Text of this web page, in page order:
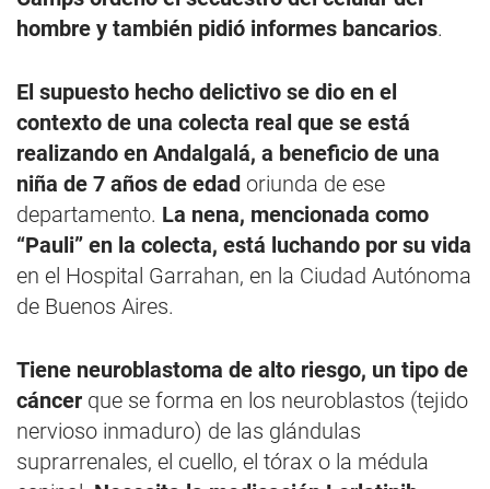
hombre y también pidió informes bancarios.
El supuesto hecho delictivo se dio en el
contexto de una colecta real que se está
realizando en Andalgalá, a beneficio de una
niña de 7 años de edad oriunda de ese
departamento. La nena, mencionada como
“Pauli” en la colecta, está luchando por su vida
en el Hospital Garrahan, en la Ciudad Autónoma
de Buenos Aires.
Tiene neuroblastoma de alto riesgo, un tipo de
cáncer que se forma en los neuroblastos (tejido
nervioso inmaduro) de las glándulas
suprarrenales, el cuello, el tórax o la médula